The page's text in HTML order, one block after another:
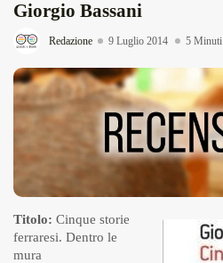
Giorgio Bassani
Redazione 9 Luglio 2014 5 Minuti
Titolo: Cinque storie
ferraresi. Dentro le
mura